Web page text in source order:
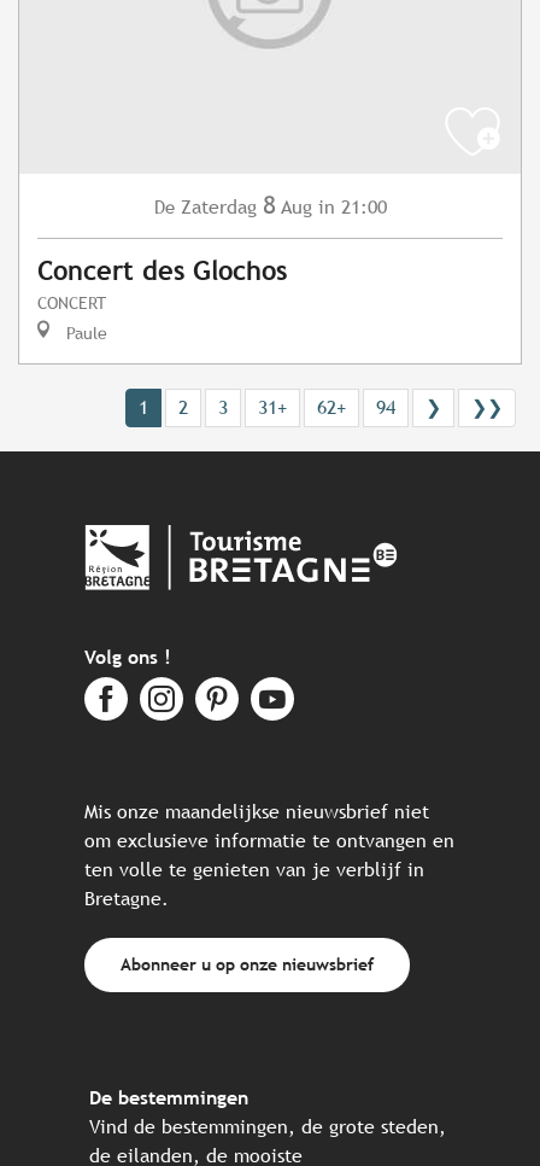
De Zaterdag 8 Aug in 21:00
Concert des Glochos
CONCERT
Paule
1 2 3 31+ 62+ 94 ❯ ❯❯
Volg ons !
Mis onze maandelijkse nieuwsbrief niet
om exclusieve informatie te ontvangen en
ten volle te genieten van je verblijf in
Bretagne.
Abonneer u op onze nieuwsbrief
De bestemmingen
Vind de bestemmingen, de grote steden,
de eilanden, de mooiste